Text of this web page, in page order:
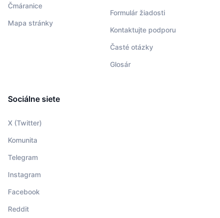
Čmáranice
Mapa stránky
Formulár žiadosti
Kontaktujte podporu
Časté otázky
Glosár
Sociálne siete
X (Twitter)
Komunita
Telegram
Instagram
Facebook
Reddit